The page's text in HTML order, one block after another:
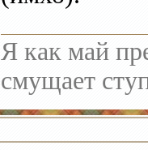
Я как май
смущает